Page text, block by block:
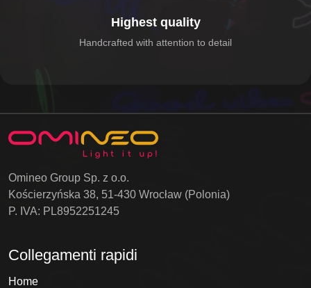
Highest quality
Handcrafted with attention to detail
Omineo Group Sp. z o.o.
Kościerzyńska 38, 51-430 Wrocław (Polonia)
P. IVA: PL8952251245
Collegamenti rapidi
Home